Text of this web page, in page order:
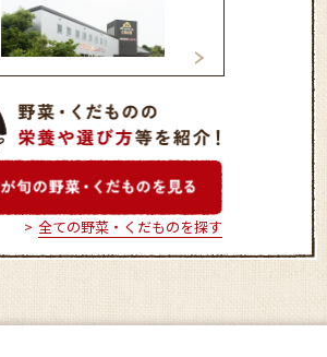
ポケットファームどきど
き つくば牛久店
利根農産物直売所
全ての野菜・くだものを探す